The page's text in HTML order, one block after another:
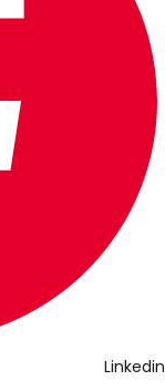
Linkedin